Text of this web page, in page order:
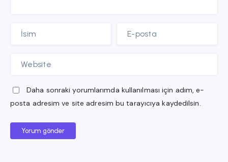
Daha sonraki yorumlarımda kullanılması için adım, e-
posta adresim ve site adresim bu tarayıcıya kaydedilsin.
Yorum gönder